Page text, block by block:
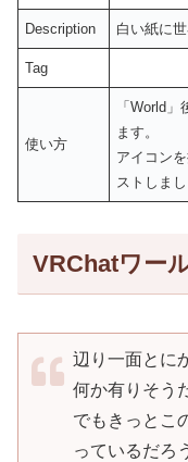
Description 白い紙に
Tag
使い方
「World
ます。
アイコン
ストしまし
VRChatワー
辺り一面とに
何か有りそう
でもきっとこ
っているだろ